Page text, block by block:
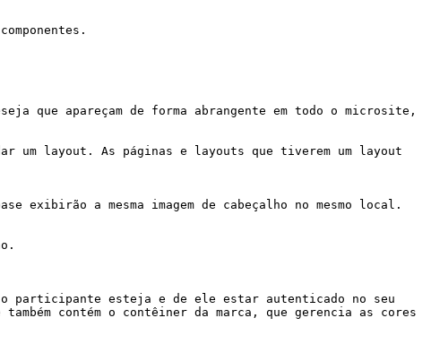
que apareçam de forma abrangente em todo o microsite,
um layout. As páginas e layouts que tiverem um layout
exibirão a mesma imagem de cabeçalho no mesmo local.
o participante esteja e de ele estar autenticado no seu
contém o contêiner da marca, que gerencia as cores